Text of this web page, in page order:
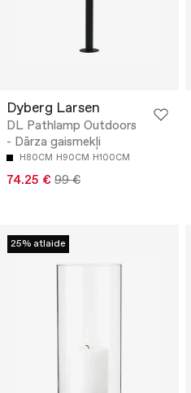
Dyberg Larsen
DL Pathlamp Outdoors
- Dārza gaismekļi
H80CM H90CM H100CM
74.25 € 99 €
25% atlaide